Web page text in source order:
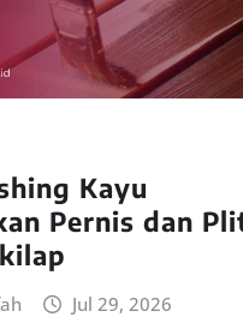
Kayu
Pernis dan
Jul 29, 2026